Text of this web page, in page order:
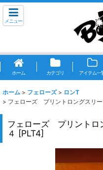
メニュー
ホーム カテゴリ アイテム一
ホーム > フェローズ > ロンT
> フェローズ プリントロングスリ
フェローズ プリントロ
４ [PLT4]